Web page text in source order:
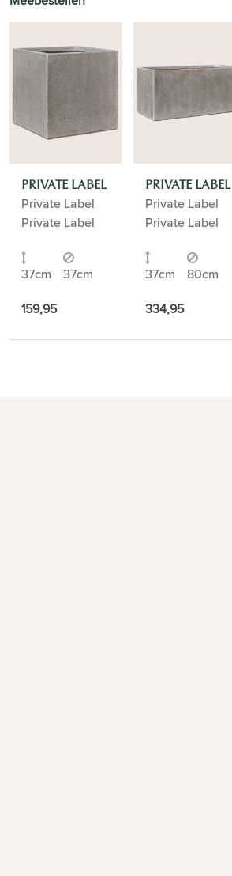
PRIVATE LABEL
Private Label
Private Label
37cm
37cm
159,95
PRIVATE LABEL
Private Label
Private Label
37cm
80cm
334,95